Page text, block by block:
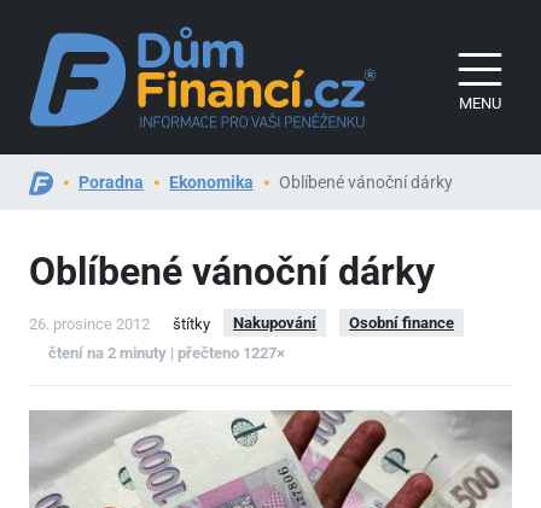
MENU
Poradna Ekonomika Oblíbené vánoční dárky
Oblíbené vánoční dárky
26. prosince 2012 štítky Nakupování
Osobní finance
čtení na 2 minuty | přečteno 1227×